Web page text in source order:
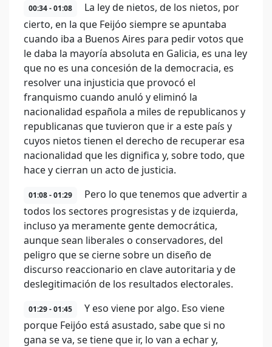
00:34 - 01:08
La ley de nietos, de los nietos, por
cierto, en la que Feijóo siempre se apuntaba
cuando iba a Buenos Aires para pedir votos que
le daba la mayoría absoluta en Galicia, es una ley
que no es una concesión de la democracia, es
resolver una injusticia que provocó el
franquismo cuando anuló y eliminó la
nacionalidad española a miles de republicanos y
republicanas que tuvieron que ir a este país y
cuyos nietos tienen el derecho de recuperar esa
nacionalidad que les dignifica y, sobre todo, que
hace y cierran un acto de justicia.
01:08 - 01:29
Pero lo que tenemos que advertir a
todos los sectores progresistas y de izquierda,
incluso ya meramente gente democrática,
aunque sean liberales o conservadores, del
peligro que se cierne sobre un diseño de
discurso reaccionario en clave autoritaria y de
deslegitimación de los resultados electorales.
01:29 - 01:45
Y eso viene por algo. Eso viene
porque Feijóo está asustado, sabe que si no
gana se va, se tiene que ir, lo van a echar y,